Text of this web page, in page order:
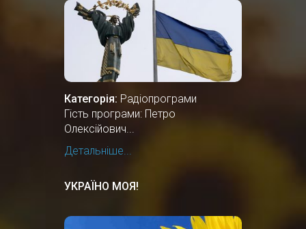
Категорія: Радіопрограми
Гість програми: Петро
Олексійович...
Детальніше...
УКРАЇНО МОЯ!